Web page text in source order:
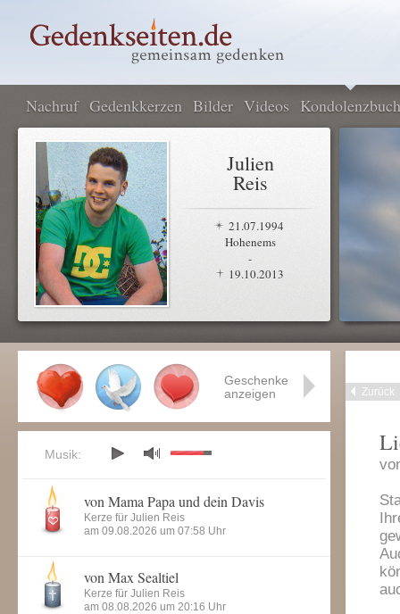
Nachruf Gedenkkerzen Bilder Videos Kondolenzbuch
Julien
Reis
21.07.1994
Hohenems
-
19.10.2013
Zurück
Geschenke
anzeigen
Musik:
von Mama Papa und dein Davis
Kerze für Julien Reis
am 09.08.2026 um 07:58 Uhr
von Max Sealtiel
Kerze für Julien Reis
am 08.08.2026 um 20:16 Uhr